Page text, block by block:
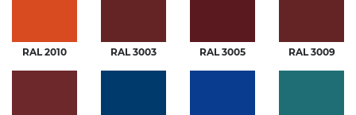
RAL 2010 RAL 3003 RAL 3005 RAL 3009